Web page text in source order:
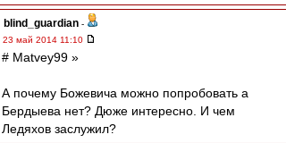
blind_guardian -
23 май 2014 11:10
# Matvey99 »
А почему Божевича можно попробовать а
Бердыева нет? Дюже интересно. И чем
Ледяхов заслужил?